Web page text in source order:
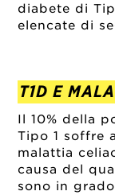
diabete di
elencate di
T1D E
Il 10% della
Tipo 1 soffre
malattia
causa del
sono in